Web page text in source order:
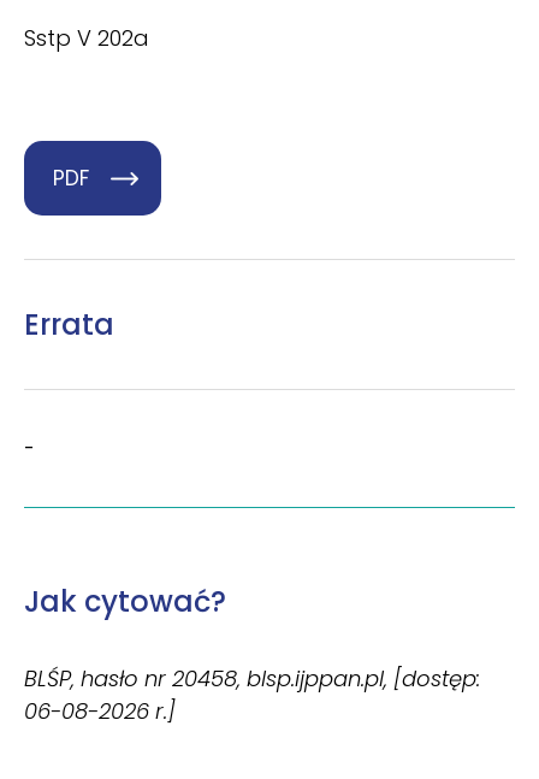
Sstp V 202a
PDF
Errata
-
Jak cytować?
BLŚP, hasło nr 20458, blsp.ijppan.pl, [dostęp:
06-08-2026 r.]